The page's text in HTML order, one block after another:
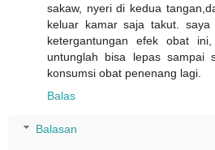
sakaw, nyeri di kedua
keluar kamar saja takut.
ketergantungan efek obat
untunglah bisa lepas sampai
konsumsi obat penenang lagi.
Balas
Balasan